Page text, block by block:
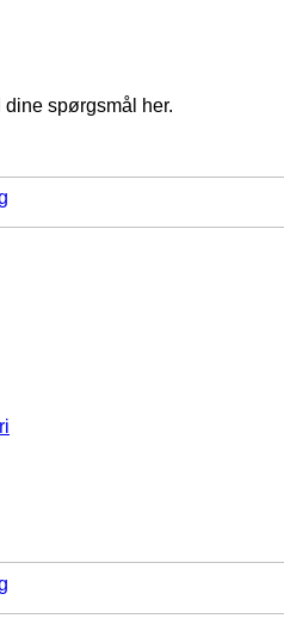
spørgsmål her.